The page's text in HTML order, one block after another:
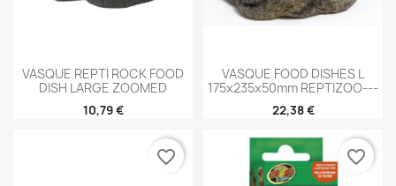
VASQUE REPTI ROCK FOOD
DISH LARGE ZOOMED
10,79 €
VASQUE FOOD DISHES L
175x235x50mm REPTIZOO---
22,38 €
favorite_border favorite_border